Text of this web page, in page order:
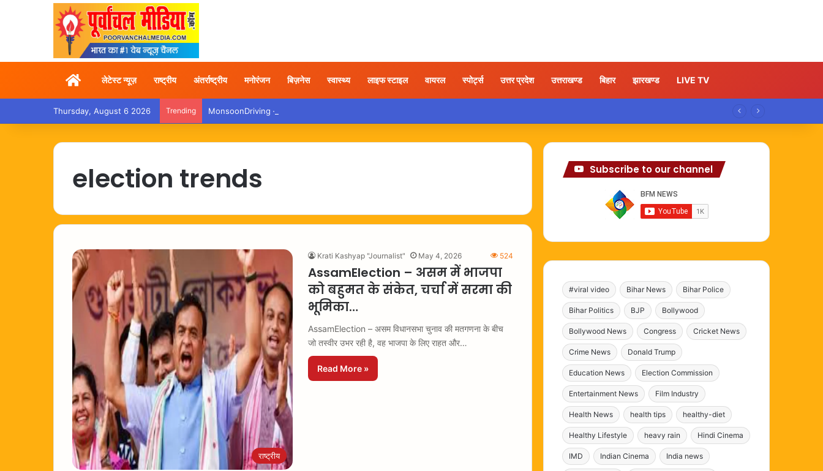
Homeलेटेस्ट न्यूज़ राष्ट्रीय अंतर्राष्ट्रीय मनोरंजन बिज़नेस स्वास्थ्य लाइफ स्टाइल वायरल स्पोर्ट्स उत्तर प्रदेश उत्तराखण्ड बिहार झारखण्ड LIVE TV
Thursday, August 6 2026 Trending MonsoonDriving – बारिश में कार चलाते समय इन गलतियों से बचना है बेहद जरूरी
election trends
राष्ट्रीय
Krati Kashyap "Journalist" May 4, 2026 524
AssamElection – असम में भाजपा
को बहुमत के संकेत, चर्चा में सरमा की
भूमिका…
AssamElection – असम विधानसभा चुनाव की मतगणना के बीच
जो तस्वीर उभर रही है, वह भाजपा के लिए राहत और…
Read More »
Subscribe to our channel
#viral video Bihar News Bihar Police
Bihar Politics BJP Bollywood
Bollywood News Congress Cricket News
Crime News Donald Trump
Education News Election Commission
Entertainment News Film Industry
Health News health tips healthy-diet
Healthy Lifestyle heavy rain Hindi Cinema
IMD Indian Cinema India news